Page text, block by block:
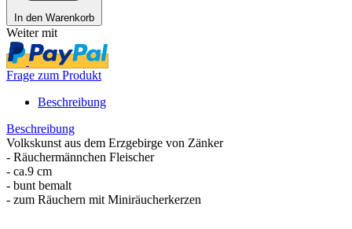
In den Warenkorb
Weiter mit
Frage zum Produkt
Beschreibung
Beschreibung
Volkskunst aus dem Erzgebirge von Zänker
- Räuchermännchen Fleischer
- ca.9 cm
- bunt bemalt
- zum Räuchern mit Miniräucherkerzen